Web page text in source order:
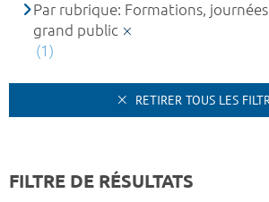
Par rubrique: Formations,
grand public
(1)
RETIRER TOUS LES
FILTRE DE RÉSULTATS